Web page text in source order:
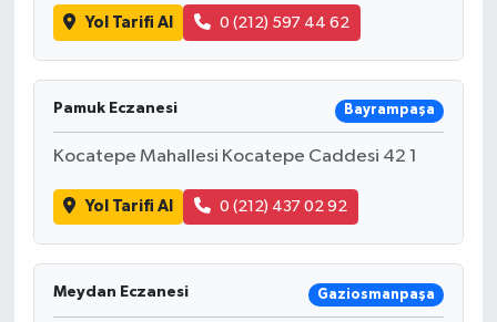
Yol Tarifi Al 0 (212) 597 44 62
Pamuk Eczanesi Bayrampaşa
Kocatepe Mahallesi Kocatepe Caddesi 42 1
Yol Tarifi Al 0 (212) 437 02 92
Meydan Eczanesi Gaziosmanpaşa